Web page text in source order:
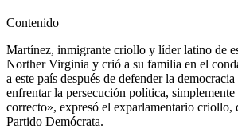
Contenido
Martínez, inmigrante criollo y líder latino de
Norther Virginia y crió a su familia en el
a este país después de defender la
enfrentar la persecución política,
correcto», expresó el exparlamentario criollo,
Partido Demócrata.